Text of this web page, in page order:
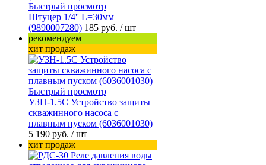
Быстрый просмотр
Штуцер 1/4'' L=30мм
(9890007280) 185 руб. / шт
рекомендуем
хит продаж
Быстрый просмотр
УЗН-1.5С Устройство защиты
скважинного насоса с
плавным пуском (6036001030)
5 190 руб. / шт
хит продаж